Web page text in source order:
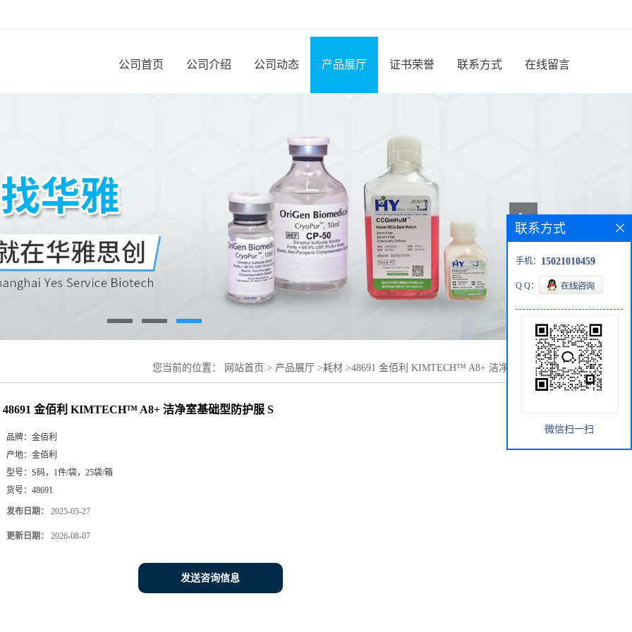
公司首页 公司介绍 公司动态 产品展厅 证书荣誉 联系方式 在线留言
您当前的位置： 网站首页 > 产品展厅 >耗材 >48691 金佰利 KIMTECH™ A8+ 洁净室基础型防护
48691 金佰利 KIMTECH™ A8+ 洁净室基础型防护服 S
品牌： 金佰利
产地： 金佰利
型号： S码，1件/袋，25袋/箱
货号： 48691
发布日期： 2025-05-27
更新日期： 2026-08-07
发送咨询信息
联系方式
手机： 15021010459
Q Q：
微信扫一扫